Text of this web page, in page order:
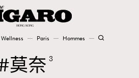
Wellness Paris Hommes
Fashion
莫奈 3